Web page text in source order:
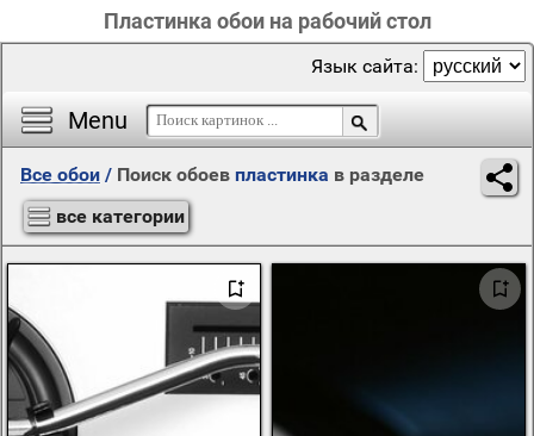
Пластинка обои на рабочий стол
Menu
Язык сайта:
Все обои / Поиск обоев пластинка в разделе
все категории